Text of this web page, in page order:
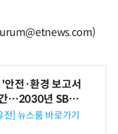
안전·환경 보고서
…2030년 SBT
스 감축 추진
전] 뉴스룸 바로가기